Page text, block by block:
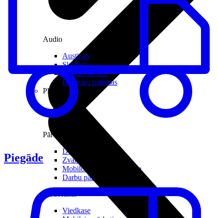
Pārvaldībai
Darbalaika uzskaite
Zvanu pārvaldnieks
Mobilo iekārtu pārvaldība
Darbu pārvaldnieks
Viedkase
Audio
Austiņas
Skaļruņi
Audiosistēmas
Brīvroku sistēmas
Planšetes
Piegāde